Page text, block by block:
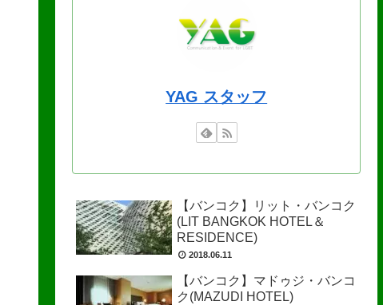
YAG スタッフ
【バンコク】リット・バンコク
(LIT BANGKOK HOTEL＆
RESIDENCE)
2018.06.11
【バンコク】マドゥジ・バンコ
ク(MAZUDI HOTEL)